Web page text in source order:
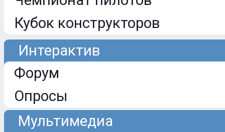
Кубок конструкторов
Интерактив
Форум
Опросы
Мультимедиа